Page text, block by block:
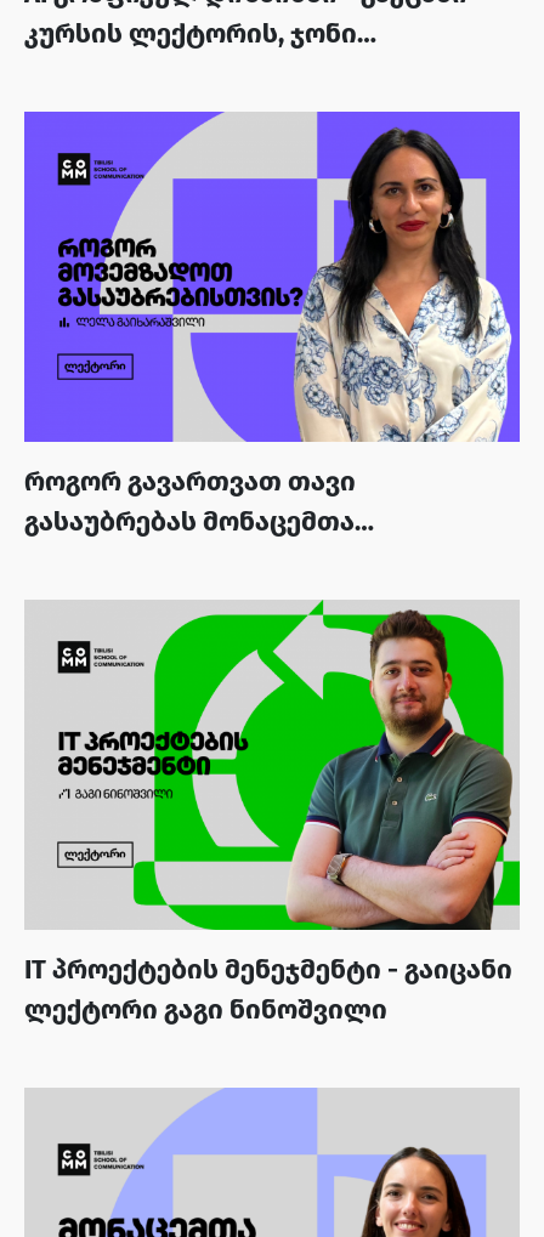
კურსის ლექტორის, ჯონი
როგორ გავართვათ თავი
გასაუბრებას მონაცემთა
გაიხარაშვილი
IT პროექტების მენეჯმენტი - გაიცანი
ლექტორი გაგი ნინოშვილი